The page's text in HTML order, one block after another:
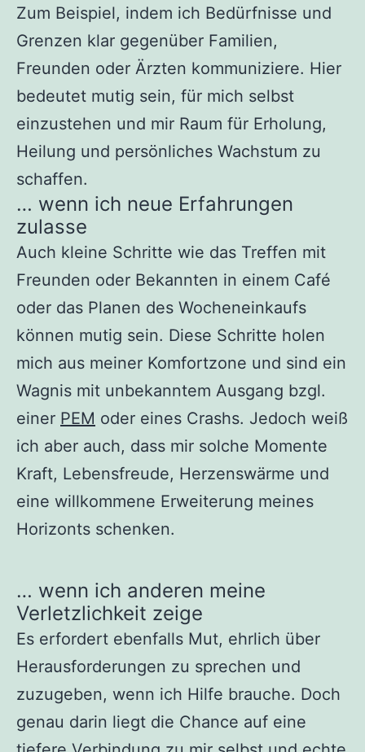
Zum Beispiel, indem ich Bedürfnisse und
Grenzen klar gegenüber Familien,
Freunden oder Ärzten kommuniziere. Hier
bedeutet mutig sein, für mich selbst
einzustehen und mir Raum für Erholung,
Heilung und persönliches Wachstum zu
schaffen.
… wenn ich neue Erfahrungen
zulasse
Auch kleine Schritte wie das Treffen mit
Freunden oder Bekannten in einem Café
oder das Planen des Wocheneinkaufs
können mutig sein. Diese Schritte holen
mich aus meiner Komfortzone und sind ein
Wagnis mit unbekanntem Ausgang bzgl.
einer PEM oder eines Crashs. Jedoch weiß
ich aber auch, dass mir solche Momente
Kraft, Lebensfreude, Herzenswärme und
eine willkommene Erweiterung meines
Horizonts schenken.
… wenn ich anderen meine
Verletzlichkeit zeige
Es erfordert ebenfalls Mut, ehrlich über
Herausforderungen zu sprechen und
zuzugeben, wenn ich Hilfe brauche. Doch
genau darin liegt die Chance auf eine